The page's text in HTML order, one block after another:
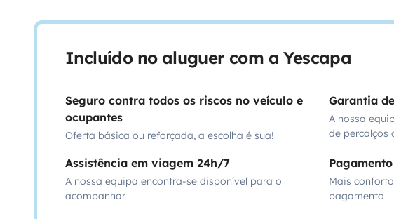
Incluído no aluguer com a Yescapa
Seguro contra todos os riscos no veículo e
ocupantes
Oferta básica ou reforçada, a escolha é sua!
Garantia
A nossa
de percalços
Assistência em viagem 24h/7
A nossa equipa encontra-se disponível para o
acompanhar
Mais
pagamento